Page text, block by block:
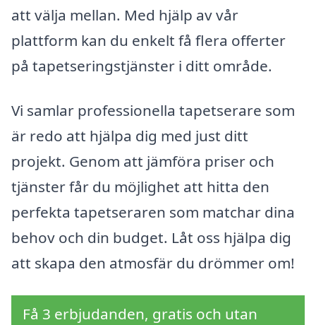
att välja mellan. Med hjälp av vår
plattform kan du enkelt få flera offerter
på tapetseringstjänster i ditt område.
Vi samlar professionella tapetserare som
är redo att hjälpa dig med just ditt
projekt. Genom att jämföra priser och
tjänster får du möjlighet att hitta den
perfekta tapetseraren som matchar dina
behov och din budget. Låt oss hjälpa dig
att skapa den atmosfär du drömmer om!
Få 3 erbjudanden, gratis och utan